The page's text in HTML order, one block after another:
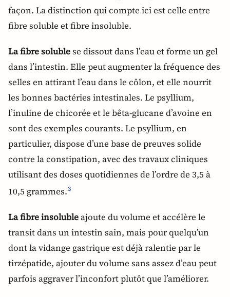
façon. La distinction qui compte ici est celle entre
fibre soluble et fibre insoluble.
La fibre solublese dissout dans l’eau et forme un gel
dans l’intestin. Elle peut augmenter la fréquence des
selles en attirant l’eau dans le côlon, et elle nourrit
les bonnes bactéries intestinales. Le psyllium,
l’inuline de chicorée et le bêta-glucane d’avoine en
sont des exemples courants. Le psyllium, en
particulier, dispose d’une base de preuves solide
contre la constipation, avec des travaux cliniques
utilisant des doses quotidiennes de l’ordre de 3,5 à
10,5 grammes.3
La fibre insolubleajoute du volume et accélère le
transit dans un intestin sain, mais pour quelqu’un
dont la vidange gastrique est déjà ralentie par le
tirzépatide, ajouter du volume sans assez d’eau peut
parfois aggraver l’inconfort plutôt que l’améliorer.